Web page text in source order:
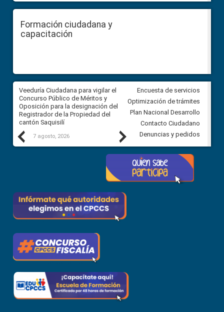
Formación ciudadana y
capacitación
Previous
Veeduría Ciudadana para vigilar el
Concurso Público de Méritos y
Oposición para la designación del
Registrador de la Propiedad del
cantón Saquisilí
7 agosto, 2026
Veeduría Ciudadana para
construcción del asfaltado de
Ballenita del cantón Santa
7 agosto, 2026
Next
Encuesta de servicios
Optimización de trámites
Plan Nacional Desarrollo
Contacto Ciudadano
Denuncias y pedidos